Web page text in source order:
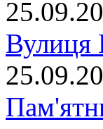
Вулиця